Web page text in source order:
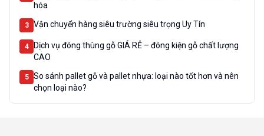
hóa
3 Vận chuyển hàng siêu trường siêu trọng Uy Tín
4
Dịch vụ đóng thùng gỗ GIÁ RẺ – đóng kiện gỗ chất lượng
CAO
5
So sánh pallet gỗ và pallet nhựa: loại nào tốt hơn và nên
chọn loại nào?